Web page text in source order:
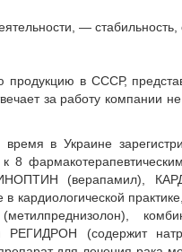
— стабильность,
в СССР,
за работу компании
в Украине
8
(верапамил),
кардиологической
РЕГИДРОН (содержит